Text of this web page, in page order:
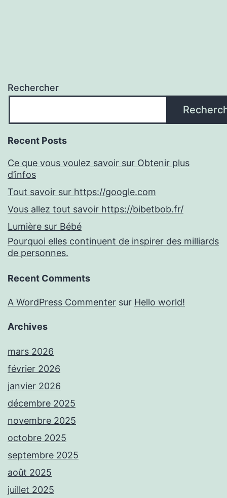
Rechercher
Recent Posts
Ce que vous voulez savoir sur Obtenir plus
d’infos
Tout savoir sur https://google.com
Vous allez tout savoir https://bibetbob.fr/
Lumière sur Bébé
Pourquoi elles continuent de inspirer des milliards
de personnes.
Recent Comments
A WordPress Commenter sur Hello world!
Archives
mars 2026
février 2026
janvier 2026
décembre 2025
novembre 2025
octobre 2025
septembre 2025
août 2025
juillet 2025